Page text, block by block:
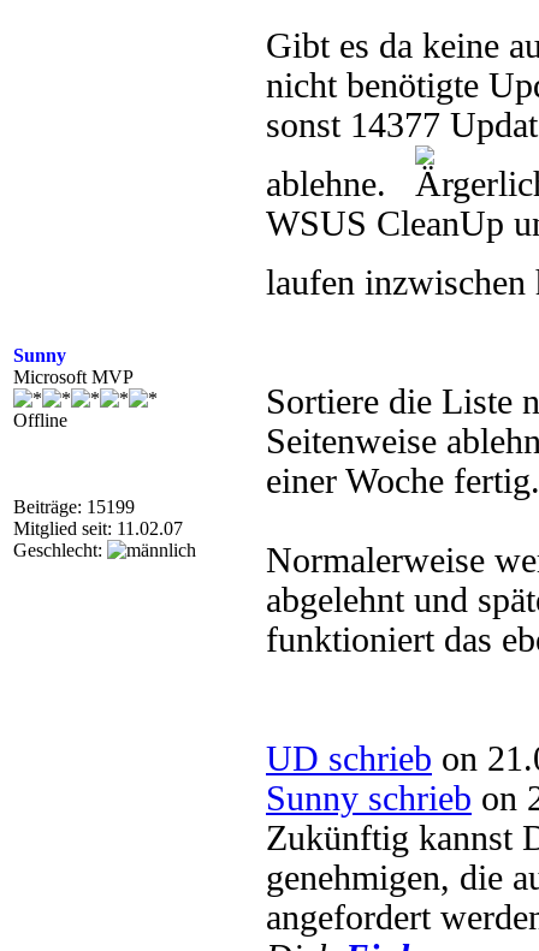
Sunny
Microsoft MVP
Offline
Beiträge: 15199
Mitglied seit: 11.02.07
Geschlecht:
Gibt es da keine
nicht benötigte
sonst 14377
ablehne.
WSUS CleanUp
laufen
Sortiere die Liste
Seitenweise
einer Woche fertig.
Normalerweise
abgelehnt und
funktioniert das
UD schrieb on
Sunny schrieb on
Zukünftig kannst
genehmigen, die
angefordert